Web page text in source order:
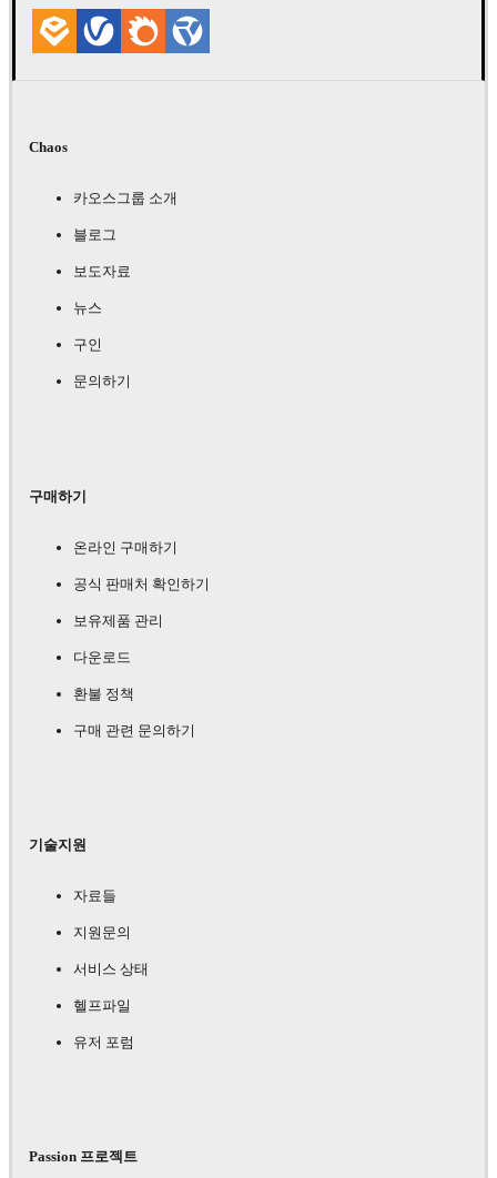
Chaos
카오스그룹 소개
블로그
보도자료
뉴스
구인
문의하기
구매하기
온라인 구매하기
공식 판매처 확인하기
보유제품 관리
다운로드
환불 정책
구매 관련 문의하기
기술지원
자료들
지원문의
서비스 상태
헬프파일
유저 포럼
Passion 프로젝트